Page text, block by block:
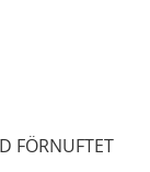
FÖRNUFTET